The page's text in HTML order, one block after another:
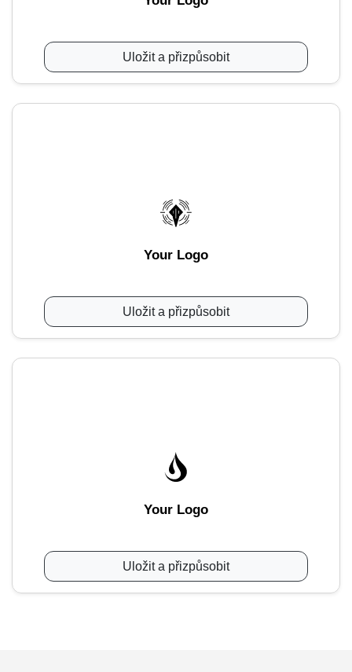
Uložit a přizpůsobit
Your Logo
Uložit a přizpůsobit
Your Logo
Uložit a přizpůsobit